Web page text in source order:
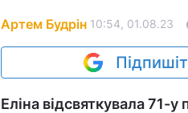
Артем Будрін 10:54, 01.08.23
Еліна відсвяткувала 71-